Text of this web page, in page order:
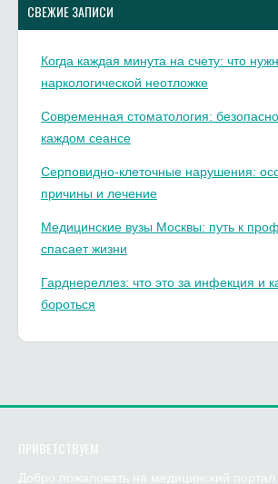
СВЕЖИЕ ЗАПИСИ
Когда каждая минута на счету: что
наркологической неотложке
Современная стоматология:
каждом сеансе
Серповидно-клеточные нарушения:
причины и лечение
Медицинские вузы Москвы: путь к
спасает жизни
Гарднереллез: что это за инфекция и
бороться
ПРИВЕТСТВУЕМ
Добро пожаловать на медицинский портал